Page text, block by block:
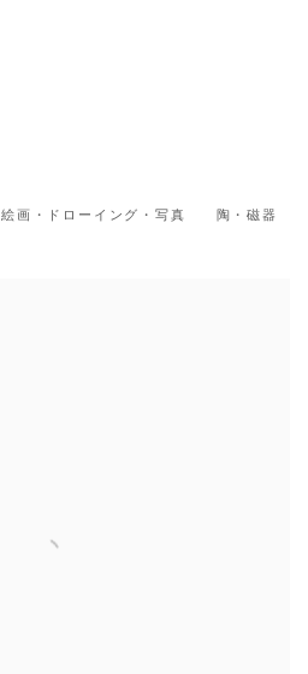
絵画・ドローイング・写真 陶・磁器